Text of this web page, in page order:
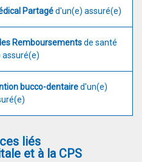
Partagéd'un(e) assuré(e)
Remboursementsde santé
assuré(e)
bucco-dentaired'un(e)
liés
et à la CPS